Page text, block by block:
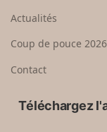
u
p
a
Actualités
Coup de pouce 2026
Contact
Téléchargez